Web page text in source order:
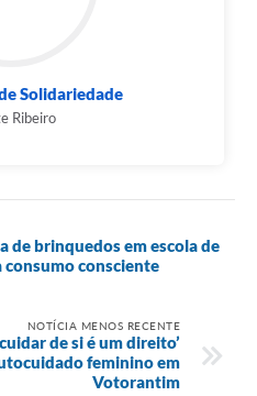
Solidariedade
Ribeiro
de brinquedos em escola de
consciente
NOTÍCIA MENOS RECENTE
de si é um direito’
feminino em
Votorantim